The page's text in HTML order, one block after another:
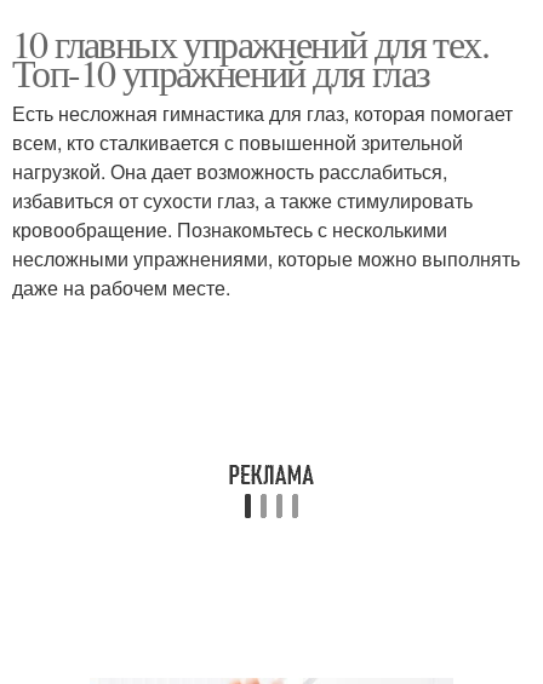
10 главных упражнений для тех.
Топ-10 упражнений для глаз
Есть несложная гимнастика для глаз, которая помогает
всем, кто сталкивается с повышенной зрительной
нагрузкой. Она дает возможность расслабиться,
избавиться от сухости глаз, а также стимулировать
кровообращение. Познакомьтесь с несколькими
несложными упражнениями, которые можно выполнять
даже на рабочем месте.